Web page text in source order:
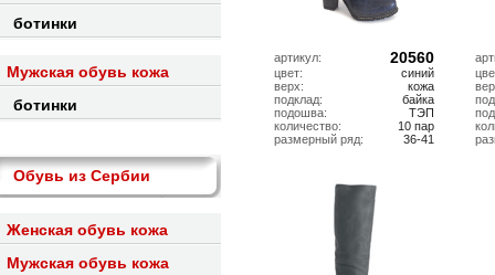
ботинки
Мужская обувь кожа
ботинки
Обувь из Сербии
Женская обувь кожа
Мужская обувь кожа
артикул: 20560
цвет:
синий
верх:
кожа
подклад:
байка
подошва:
ТЭП
количество:
10 пар
размерный ряд:36-41